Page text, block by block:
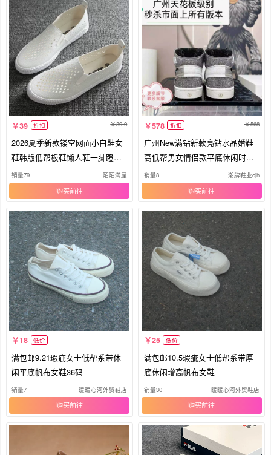
39 折扣 39.9
2026夏季新款镂空网面小白鞋女
鞋韩版低帮板鞋懒人鞋一脚蹬套
脚鞋
销量79 陌陌满屋
购买
578 折扣 568
广州New满钻新款亮钻水晶婚鞋
高低帮男女情侣款平底休闲时尚
运动
销量8 潮牌鞋业ojh
购买
18 低价
满包邮9.21瑕疵女士低帮系带休
闲平底帆布女鞋36码
销量7 暖暖心河外贸鞋店
购买
25 低价
满包邮10.5瑕疵女士低帮系带厚
底休闲增高帆布女鞋
销量30 暖暖心河外贸鞋店
购买